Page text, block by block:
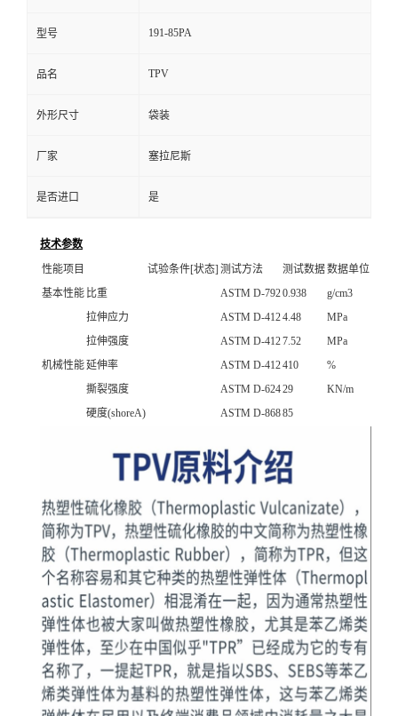
型号 191-85PA
品名 TPV
外形尺寸 袋装
厂家 塞拉尼斯
是否进口 是
技术参数
性能项目
试验条件[状态] 测试方法 测试数据数据单位
基本性能 比重 ASTM D-7920.938 g/cm3
机械性能
拉伸应力 ASTM D-4124.48
MPa
拉伸强度
ASTM D-4127.52
MPa
延伸率
ASTM D-412410
%
撕裂强度
ASTM D-62429
KN/m
硬度(shoreA)
ASTM D-86885